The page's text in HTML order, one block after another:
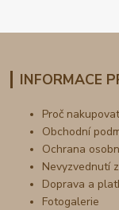
INFORMACE
Proč
Obchodní
Ochrana
Nevyzvednutí
Doprava a
Fotogalerie